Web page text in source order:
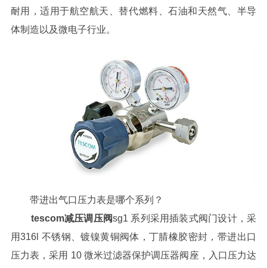
耐用，适用于航空航天、替代燃料、石油和天然气、半导
体制造以及微电子行业。
带进出气口压力表是哪个系列？
tescom减压调压阀sg1 系列采用插装式阀门设计，采
用316l 不锈钢、镀镍黄铜阀体，丁腈橡胶密封，带进出口
压力表，采用 10 微米过滤器保护调压器阀座，入口压力达